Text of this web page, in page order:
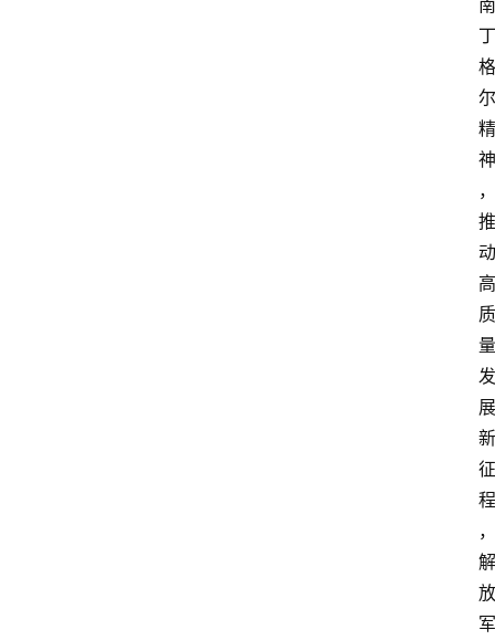
南
丁
格
尔
精
神
，
推
动
高
质
量
发
展
新
征
程
，
解
放
军